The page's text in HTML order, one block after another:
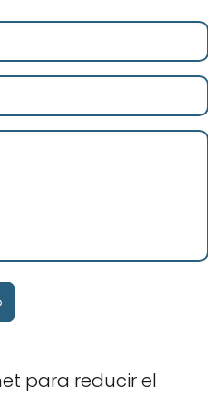
para reducir el